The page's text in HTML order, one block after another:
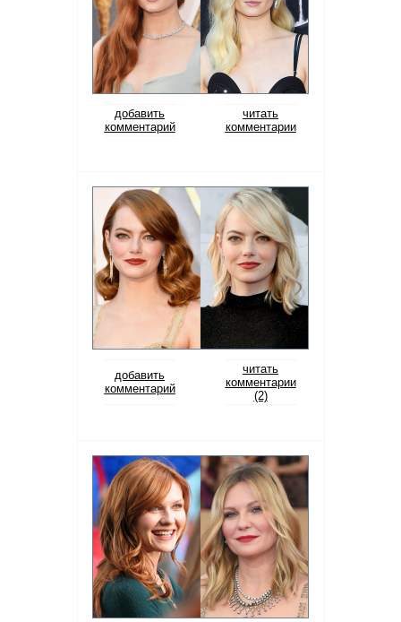
добавить
комментарий
читать
комментарии
добавить
комментарий
читать
комментарии
(2)